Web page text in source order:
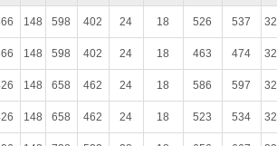
148 598 402 24 18 526 537 32
148 598 402 24 18 463 474 32
148 658 462 24 18 586 597 32
148 658 462 24 18 523 534 32